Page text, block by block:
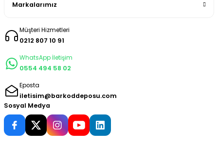
Markalarımız
Müşteri Hizmetleri
0212 807 10 91
WhatsApp İletişim
0554 494 58 02
Eposta
iletisim@barkoddeposu.com
Sosyal Medya